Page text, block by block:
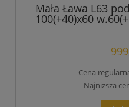
Mała Ława L63
100(+40)x60
Cena
Najniższa